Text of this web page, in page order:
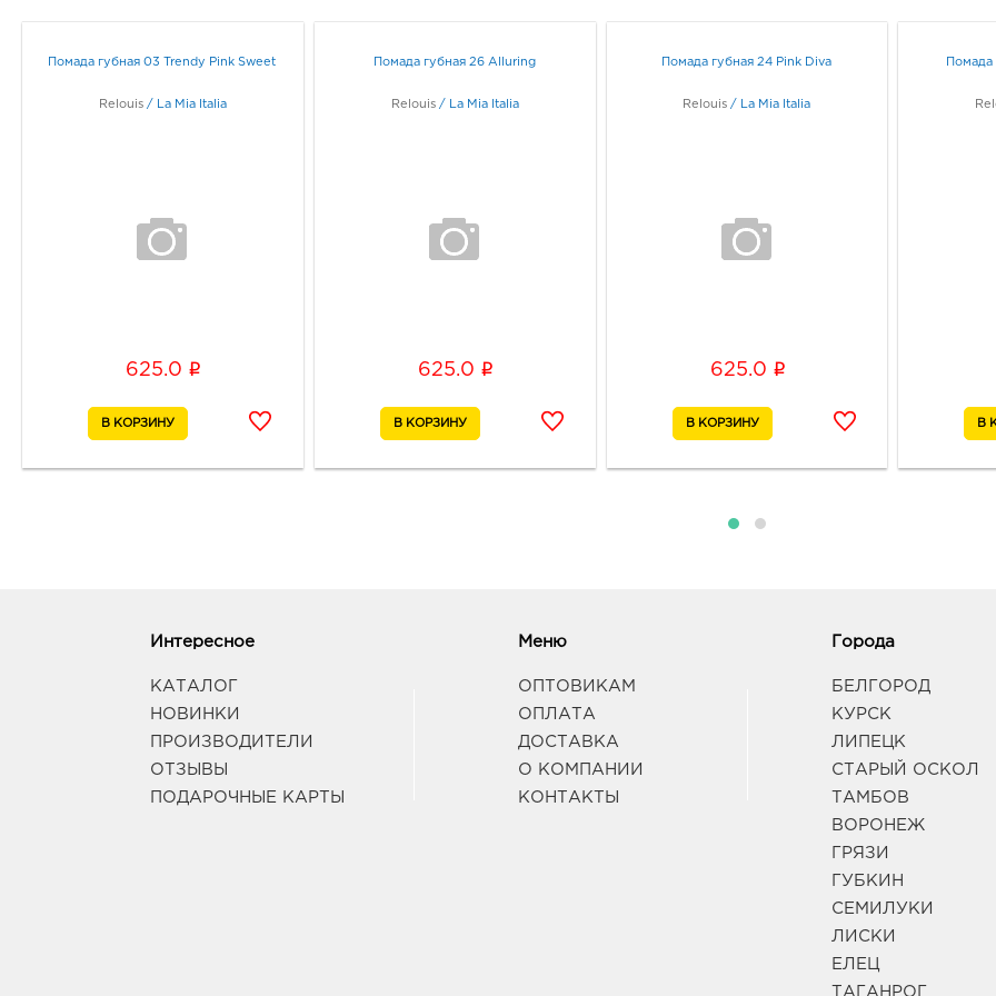
г.о.
Помада губная 03 Trendy Pink Sweet
Relouis / La Mia Italia
625.0 i
Помада губная 26 Alluring
Relouis / La Mia Italia
625.0 i
Помада губная 24 Pink Diva
Relouis / La Mia Italia
625.0 i
Интересное
КАТАЛОГ
НОВИНКИ
ПРОИЗВОДИТЕЛИ
ОТЗЫВЫ
ПОДАРОЧНЫЕ КАРТЫ
Меню
ОПТОВИКАМ
ОПЛАТА
ДОСТАВКА
О КОМПАНИИ
КОНТАКТЫ
Города
БЕЛГОРОД
КУРСК
ЛИПЕЦК
СТАРЫЙ ОСКОЛ
ТАМБОВ
ВОРОНЕЖ
ГРЯЗИ
ГУБКИН
СЕМИЛУКИ
ЛИСКИ
ЕЛЕЦ
ТАГАНРОГ